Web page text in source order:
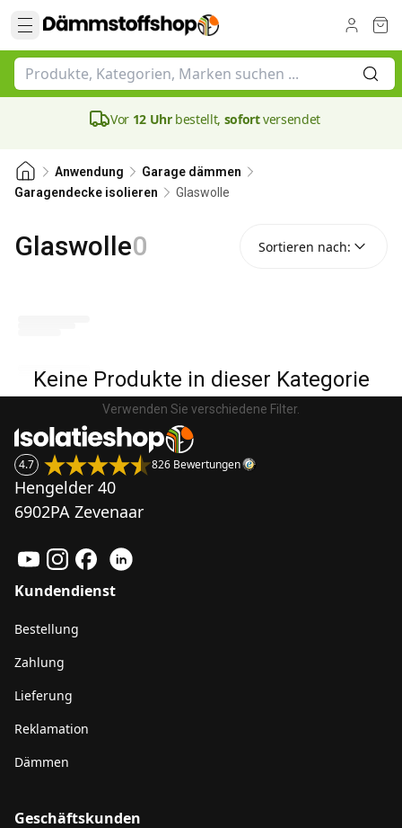
Vor 12 Uhrbestellt, sofortversendet
Anwendung
Garage dämmen
Garagendecke isolieren
Glaswolle
Glaswolle0 Sortieren nach:
Keine Produkte in dieser Kategorie
Verwenden Sie verschiedene Filter.
4.7 826 Bewertungen
Hengelder 40
6902PA Zevenaar
Kundendienst
Bestellung
Zahlung
Lieferung
Reklamation
Dämmen
Geschäftskunden